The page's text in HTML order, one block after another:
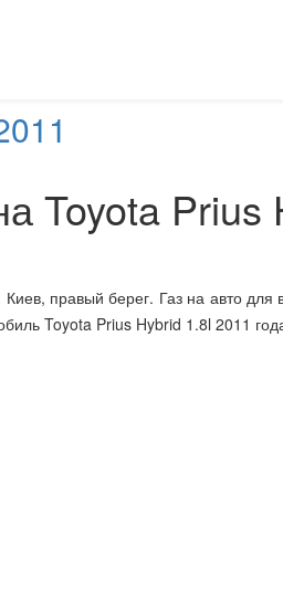
Toyota Prius
правый берег. Газ на авто для
Toyota Prius Hybrid 1.8l 2011